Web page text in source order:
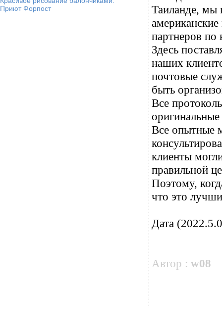
Приют Форпост
Таиланде, мы
партнеров по
Здесь
наших
почтовые
быть
Все
Все опытные
клиенты
правильной
Поэтому,
что это
Дата
Автор : w08